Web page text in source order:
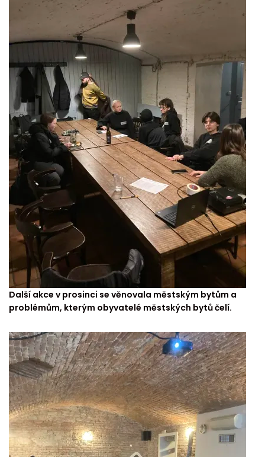
Další akce v prosinci se věnovala městským bytům a
problémům, kterým obyvatelé městských bytů čelí.